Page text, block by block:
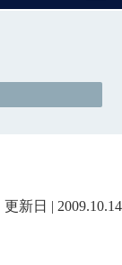
新日 | 2009.10.14